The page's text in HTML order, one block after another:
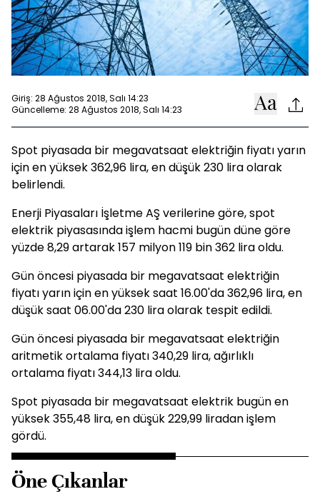
Giriş: 28 Ağustos 2018, Salı 14:23
Güncelleme: 28 Ağustos 2018, Salı 14:23
Spot piyasada bir megavatsaat elektriğin fiyatı yarın
için en yüksek 362,96 lira, en düşük 230 lira olarak
belirlendi.
Enerji Piyasaları İşletme AŞ verilerine göre, spot
elektrik piyasasında işlem hacmi bugün düne göre
yüzde 8,29 artarak 157 milyon 119 bin 362 lira oldu.
Gün öncesi piyasada bir megavatsaat elektriğin
fiyatı yarın için en yüksek saat 16.00'da 362,96 lira, en
düşük saat 06.00'da 230 lira olarak tespit edildi.
Gün öncesi piyasada bir megavatsaat elektriğin
aritmetik ortalama fiyatı 340,29 lira, ağırlıklı
ortalama fiyatı 344,13 lira oldu.
Spot piyasada bir megavatsaat elektrik bugün en
yüksek 355,48 lira, en düşük 229,99 liradan işlem
gördü.
Öne Çıkanlar